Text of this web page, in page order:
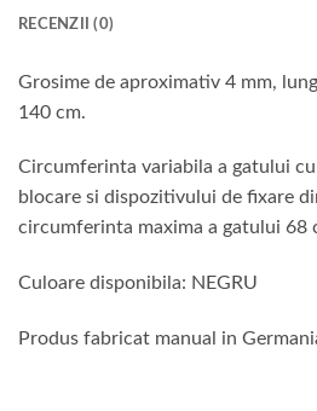
RECENZII (0)
Grosime de aproximativ 4 mm,
140 cm.
Circumferinta variabila a gatului
blocare si dispozitivului de fixare
circumferinta maxima a gatului 68
Culoare disponibila: NEGRU
Produs fabricat manual in